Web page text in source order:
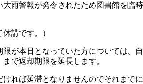
大雨警報が発令されたため図書館を臨時
休講です。）
が本日となっていた方については、自
で返却期限を延長します。
ければ延滞となりませんのでそれまでに